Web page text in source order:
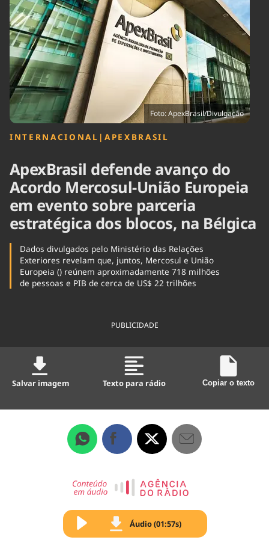
Brasil
Brasil Mineral
Ciência &
Tecnologia
Cinema
Cultura
Economia
Educação
Infraestrutura
Internacional
Podcast
Política
Saúde
Tempo
Foto: ApexBrasil/Divulgação
INTERNACIONAL |APEXBRASIL
ApexBrasil defende avanço do
Acordo Mercosul-União Europeia
em evento sobre parceria
estratégica dos blocos, na Bélgica
Dados divulgados pelo Ministério das Relações
Exteriores revelam que, juntos, Mercosul e União
Europeia () reúnem aproximadamente 718 milhões
de pessoas e PIB de cerca de US$ 22 trilhões
PUBLICIDADE
Salvar imagem Texto para rádio Copiar o texto
Áudio (01:57s)